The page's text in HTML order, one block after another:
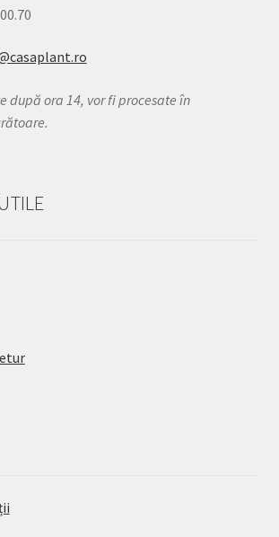
după ora 14, vor fi procesate în